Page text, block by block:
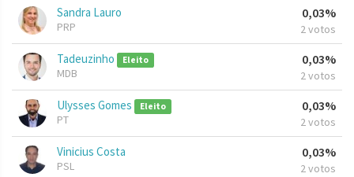
Sandra Lauro
PRP
0,03%
2 votos
Tadeuzinho Eleito
MDB
0,03%
2 votos
Ulysses Gomes Eleito
PT
0,03%
2 votos
Vinicius Costa
PSL
0,03%
2 votos